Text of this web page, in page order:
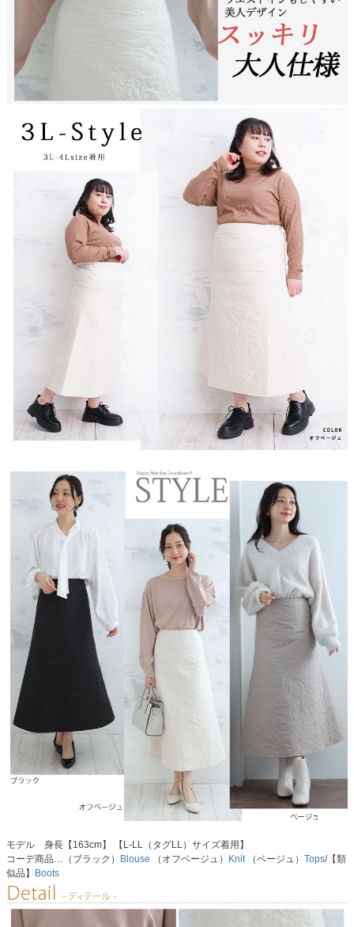
モデル 身長【163cm】 【L-LL（タグLL）サイズ着用】
コーデ商品…（ブラック） Blouse （オフベージュ） Knit （ベージュ） Tops/【類
似品】 Boots